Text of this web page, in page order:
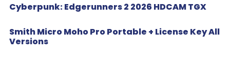
Cyberpunk: Edgerunners 2 2026 HDCAM TGX
Smith Micro Moho Pro Portable + License Key All
Versions